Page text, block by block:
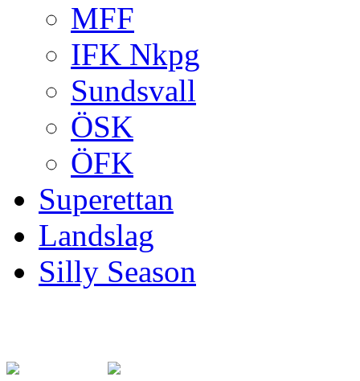
MFF
IFK Nkpg
Sundsvall
ÖSK
ÖFK
Superettan
Landslag
Silly Season